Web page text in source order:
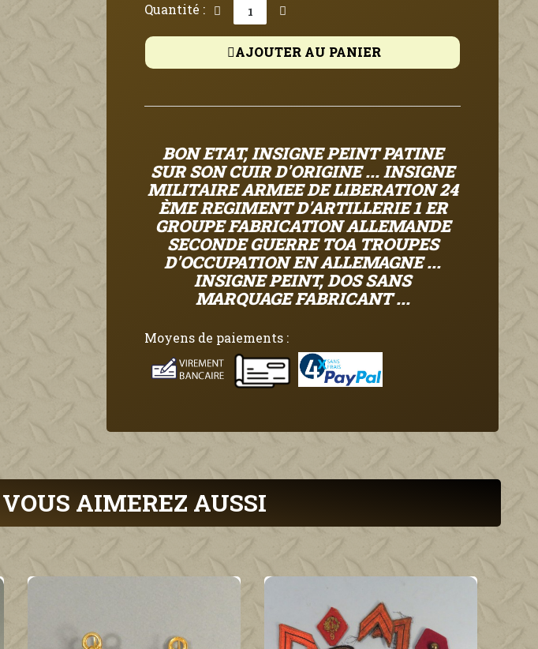
Quantité :
AJOUTER AU PANIER
BON ETAT, INSIGNE PEINT PATINE
SUR SON CUIR D'ORIGINE ... INSIGNE
MILITAIRE ARMEE DE LIBERATION 24
ÈME REGIMENT D'ARTILLERIE 1 ER
GROUPE FABRICATION ALLEMANDE
SECONDE GUERRE TOA TROUPES
D'OCCUPATION EN ALLEMAGNE ...
INSIGNE PEINT, DOS SANS
MARQUAGE FABRICANT ...
Moyens de paiements :
VOUS AIMEREZ AUSSI